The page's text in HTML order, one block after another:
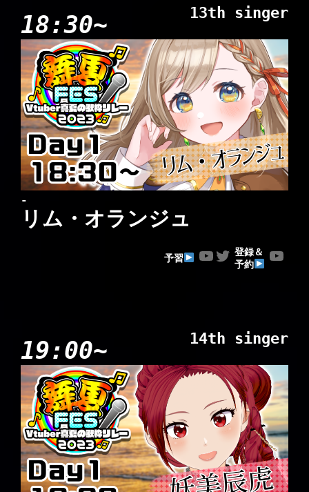
18:30~ 13th singer
-
リム・オランジュ
予習 YouTube Twitter
登録＆
予約
YouTube
19:00~ 14th singer